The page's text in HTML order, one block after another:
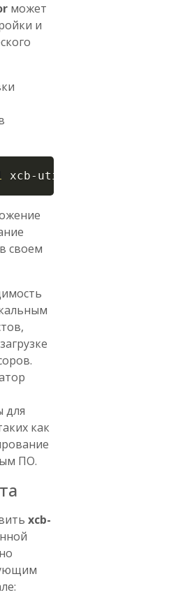
может
и
xcb-util-cursor
Copy
своем
для
как
ПО.
xcb-